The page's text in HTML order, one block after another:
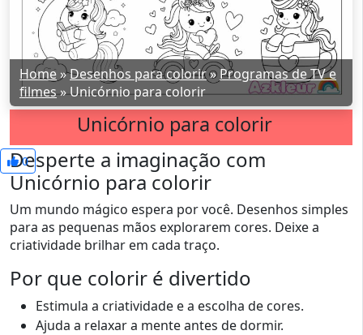
Home »Desenhos para colorir»Programas de TV e
filmes»Unicórnio para colorir
Unicórnio para colorir
0
Desperte a imaginação com
Unicórnio para colorir
Um mundo mágico espera por você. Desenhos simples
para as pequenas mãos explorarem cores. Deixe a
criatividade brilhar em cada traço.
Por que colorir é divertido
Estimula a criatividade e a escolha de cores.
Ajuda a relaxar a mente antes de dormir.